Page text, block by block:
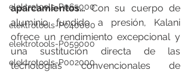
elektrotools-P065000
elektrotools-P040000
elektrotools-P059000
elektrotools-P002000
aparcamientos… Con su cuerpo de
aluminio fundido a presión, Kalani
ofrece un rendimiento excepcional y
una sustitución directa de las
tecnologías convencionales de